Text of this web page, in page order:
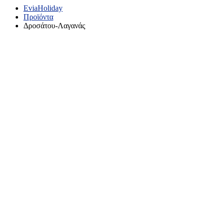
EviaHoliday
Προϊόντα
Δροσάτου-Λαγανάς